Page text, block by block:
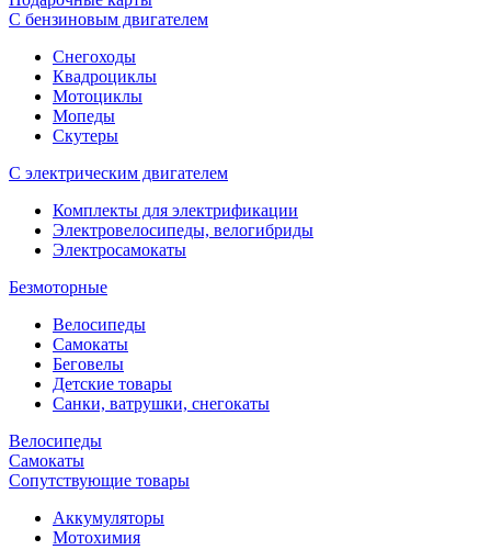
С бензиновым двигателем
Снегоходы
Квадроциклы
Мотоциклы
Мопеды
Скутеры
С электрическим двигателем
Комплекты для электрификации
Электровелосипеды, велогибриды
Электросамокаты
Безмоторные
Велосипеды
Самокаты
Беговелы
Детские товары
Санки, ватрушки, снегокаты
Велосипеды
Самокаты
Сопутствующие товары
Аккумуляторы
Мотохимия